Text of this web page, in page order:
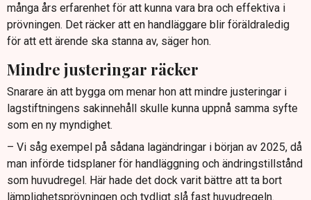
många års erfarenhet för att kunna vara bra och effektiva i
prövningen. Det räcker att en handläggare blir föräldraledig
för att ett ärende ska stanna av, säger hon.
Mindre justeringar räcker
Snarare än att bygga om menar hon att mindre justeringar i
lagstiftningens sakinnehåll skulle kunna uppnå samma syfte
som en ny myndighet.
– Vi såg exempel på sådana lagändringar i början av 2025, då
man införde tidsplaner för handläggning och ändringstillstånd
som huvudregel. Här hade det dock varit bättre att ta bort
lämplighetsprövningen och tydligt slå fast huvudregeln.